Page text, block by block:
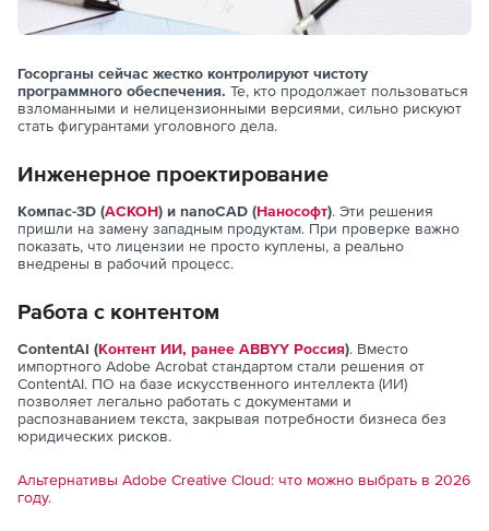
Госорганы сейчас жестко контролируют чистоту
программного обеспечения. Те, кто продолжает пользоваться
взломанными и нелицензионными версиями, сильно рискуют
стать фигурантами уголовного дела.
Инженерное проектирование
Компас-3D (АСКОН) и nanoCAD (Нанософт). Эти решения
пришли на замену западным продуктам. При проверке важно
показать, что лицензии не просто куплены, а реально
внедрены в рабочий процесс.
Работа с контентом
ContentAI (Контент ИИ, ранее ABBYY Россия). Вместо
импортного Adobe Acrobat стандартом стали решения от
ContentAI. ПО на базе искусственного интеллекта (ИИ)
позволяет легально работать с документами и
распознаванием текста, закрывая потребности бизнеса без
юридических рисков.
Альтернативы Adobe Creative Cloud: что можно выбрать в 2026
году.